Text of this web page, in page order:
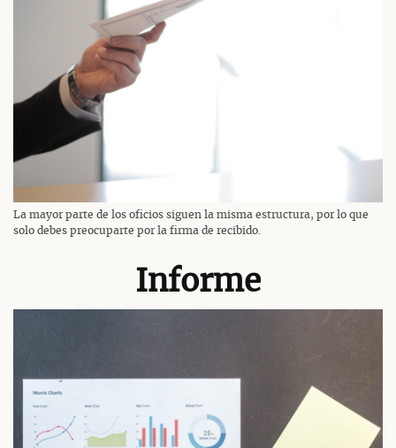
La mayor parte de los oficios siguen la misma estructura, por lo que
solo debes preocuparte por la firma de recibido.
Informe